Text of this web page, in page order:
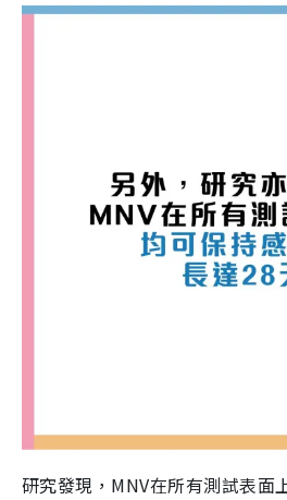
研究發現，MNV在所有測試表面